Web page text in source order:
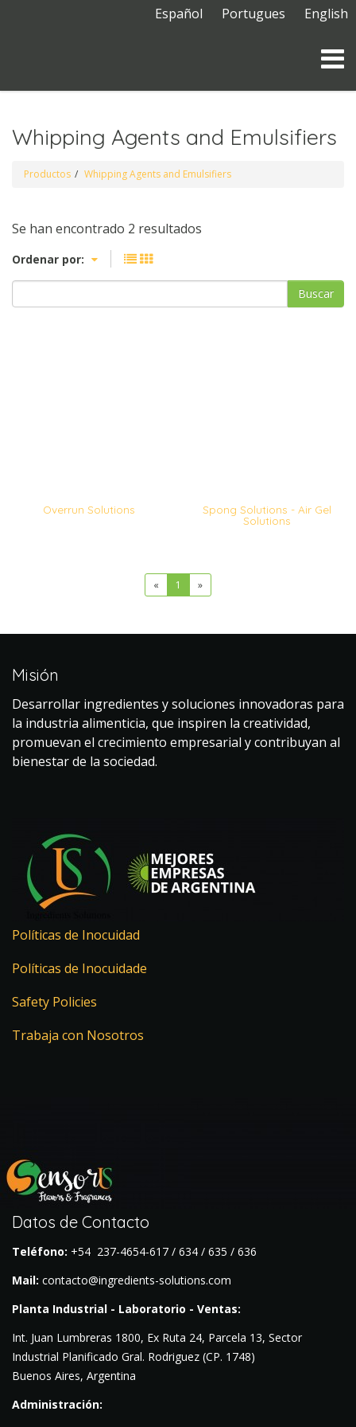
Español Portugues English
Whipping Agents and Emulsifiers
Productos Whipping Agents and Emulsifiers
Se han encontrado 2 resultados
Ordenar por:
Buscar
Overrun Solutions
Spong Solutions - Air Gel
Solutions
« 1 »
Misión
Desarrollar ingredientes y soluciones innovadoras para
la industria alimenticia, que inspiren la creatividad,
promuevan el crecimiento empresarial y contribuyan al
bienestar de la sociedad.
Políticas de Inocuidad
Políticas de Inocuidade
Safety Policies
Trabaja con Nosotros
Datos de Contacto
Teléfono: +54 237-4654-617 / 634 / 635 / 636
Mail: contacto@ingredients-solutions.com
Planta Industrial - Laboratorio - Ventas:
Int. Juan Lumbreras 1800, Ex Ruta 24, Parcela 13, Sector
Industrial Planificado Gral. Rodriguez (CP. 1748)
Buenos Aires, Argentina
Administración: